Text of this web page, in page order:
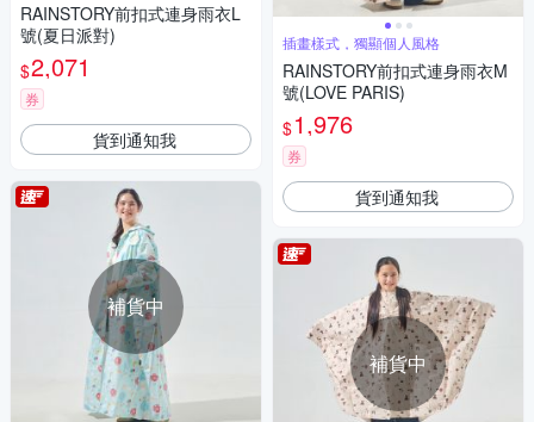
RAINSTORY前扣式連身雨衣L
號(夏日派對)
$2,071
券
貨到通知我
補貨中
插畫樣式，獨顯個人風格
RAINSTORY前扣式連身雨衣M
號(LOVE PARIS)
$1,976
券
貨到通知我
補貨中